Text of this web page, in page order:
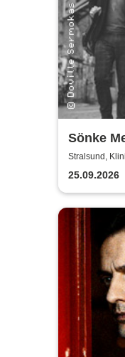
Sönke
Stralsund,
25.09.2026